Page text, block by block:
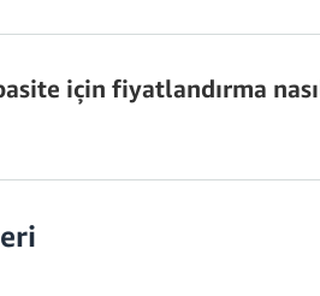
için fiyatlandırma nasıl
satın almalısınız?